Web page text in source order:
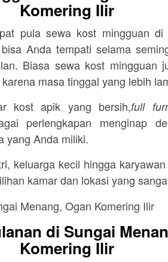
Komering Ilir
pula sewa kost mingguan
Anda tempati selama
Biasa sewa kost mingguan
masa tinggal yang lebih
kost apik yang bersih,full
perlengkapan menginap
yang Anda miliki.
keluarga kecil hingga
kamar dan lokasi yang
di Sungai
Komering Ilir